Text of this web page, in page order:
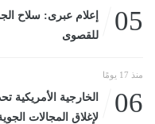
05
إعلام عبرى: سلاح
للقصوى
منذ 17 يومًا
06
الخارجية الأمريكية
لإغلاق المجالات